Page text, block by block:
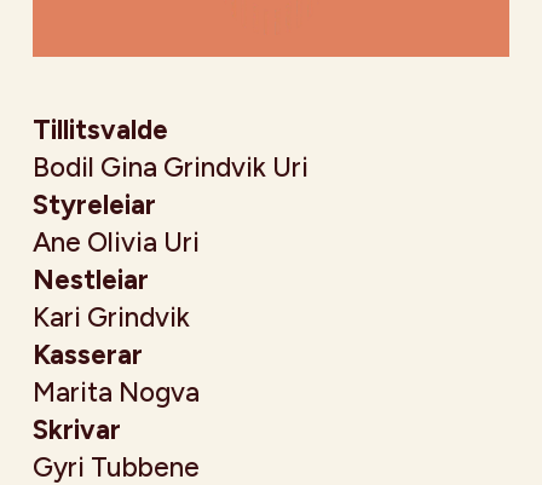
Tillitsvalde
Bodil Gina Grindvik Uri
Styreleiar
Ane Olivia Uri
Nestleiar
Kari Grindvik
Kasserar
Marita Nogva
Skrivar
Gyri Tubbene